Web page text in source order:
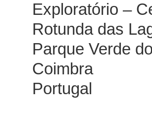
Exploratório –
Rotunda das
Parque Verde
Coimbra
Portugal